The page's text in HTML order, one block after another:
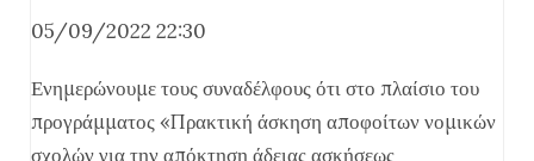
05/09/2022 22:30
Ενημερώνουμε τους συναδέλφους ότι στο πλαίσιο του
προγράμματος «Πρακτική άσκηση αποφοίτων νομικών
σχολών για την απόκτηση άδειας ασκήσεως